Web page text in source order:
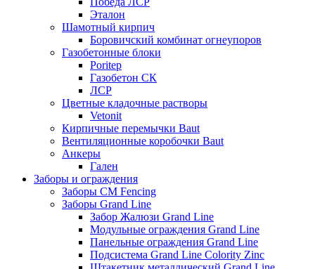
Эталон
Шамотный кирпич
Боровичский комбинат огнеупоров
Газобетонные блоки
Poritep
Газобетон СК
ЛСР
Цветные кладочные растворы
Vetonit
Кирпичные перемычки Baut
Вентиляционные коробочки Baut
Анкеры
Гален
Заборы и ограждения
Заборы CM Fencing
Заборы Grand Line
Забор Жалюзи Grand Line
Модульные ограждения Grand Line
Панельные ограждения Grand Line
Подсистема Grand Line Colority Zinc